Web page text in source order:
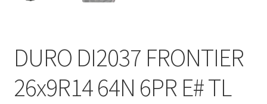
DURO DI2037 FRONTIER
26x9R14 64N 6PR E# TL